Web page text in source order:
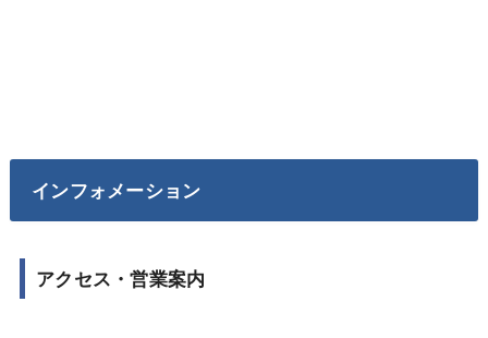
インフォメーション
アクセス・営業案内